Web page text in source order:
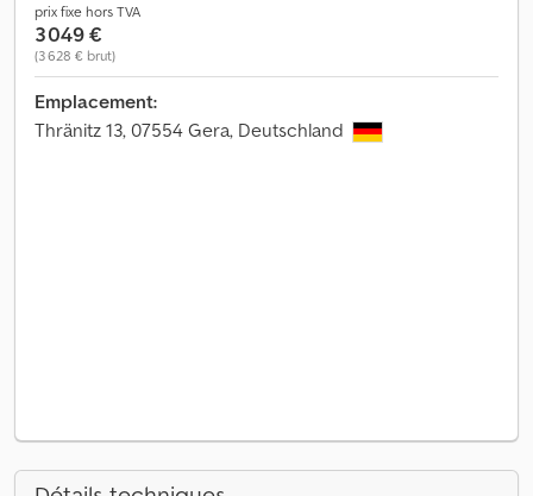
prix fixe hors TVA
3 049 €
(3 628 € brut)
Emplacement:
Thränitz 13, 07554 Gera, Deutschland